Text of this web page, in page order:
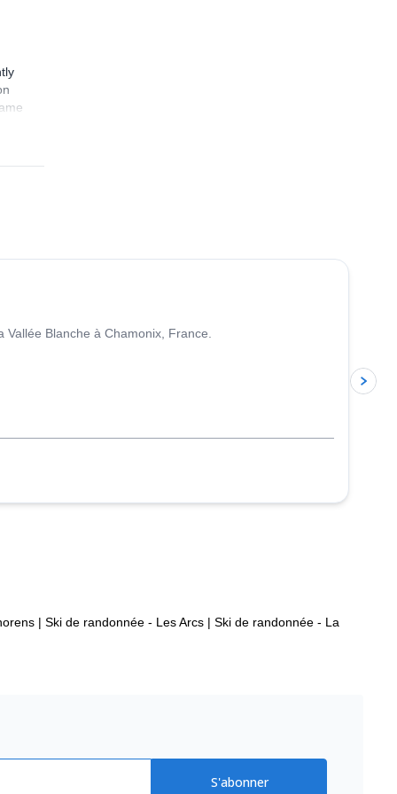
Blanche à Chamonix, France.
| Ski de randonnée - Les Arcs | Ski de randonnée - La
S'abonner